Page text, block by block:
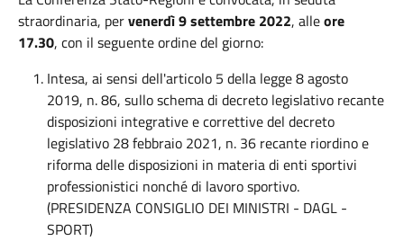
straordinaria, pervenerdì 9 settembre 2022, alleore
17.30, con il seguente ordine del giorno:
Intesa, ai sensi dell'articolo 5 della legge 8 agosto
2019, n. 86, sullo schema di decreto legislativo recante
disposizioni integrative e correttive del decreto
legislativo 28 febbraio 2021, n. 36 recante riordino e
riforma delle disposizioni in materia di enti sportivi
professionistici nonché di lavoro sportivo.
(PRESIDENZA CONSIGLIO DEI MINISTRI - DAGL -
SPORT)